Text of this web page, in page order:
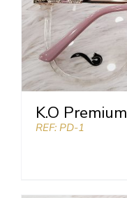
K.O Premium
REF: PD-1